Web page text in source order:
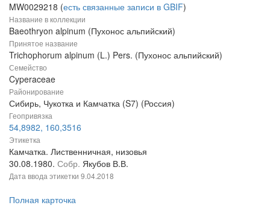
MW0029218 (есть связанные записи в GBIF)
Название в коллекции
Baeothryon alpinum (Пухонос альпийский)
Принятое название
Trichophorum alpinum (L.) Pers. (Пухонос альпийский)
Семейство
Cyperaceae
Районирование
Сибирь, Чукотка и Камчатка (S7) (Россия)
Геопривязка
54,8982, 160,3516
Этикетка
Камчатка. Лиственничная, низовья
30.08.1980. Собр. Якубов В.В.
Дата ввода этикетки 9.04.2018
Полная карточка